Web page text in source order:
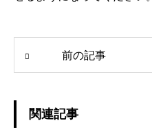
前の記事
関連記事